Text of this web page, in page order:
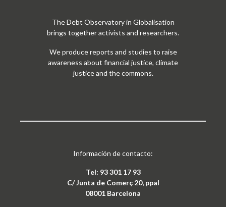
The Debt Observatory in Globalisation
brings together activists and researchers.
We produce reports and studies to raise
awareness about financial justice, climate
justice and the commons.
Información de contacto:
Tel: 93 301 17 93
C/ Junta de Comerç 20, ppal
08001 Barcelona